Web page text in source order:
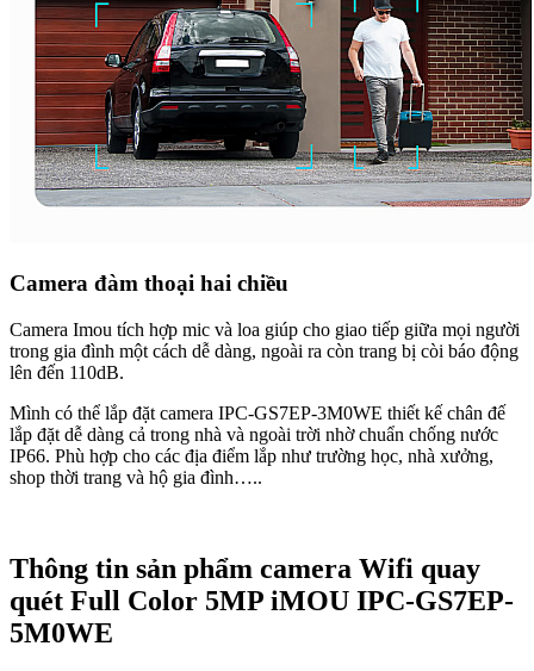
Camera đàm thoại hai chiều
Camera Imou tích hợp mic và loa giúp cho giao tiếp giữa mọi người
trong gia đình một cách dễ dàng, ngoài ra còn trang bị còi báo động
lên đến 110dB.
Mình có thể lắp đặt camera IPC-GS7EP-3M0WE thiết kế chân đế
lắp đặt dễ dàng cả trong nhà và ngoài trời nhờ chuẩn chống nước
IP66. Phù hợp cho các địa điểm lắp như trường học, nhà xưởng,
shop thời trang và hộ gia đình…..
Thông tin sản phẩm camera Wifi quay
quét Full Color 5MP iMOU IPC-GS7EP-
5M0WE